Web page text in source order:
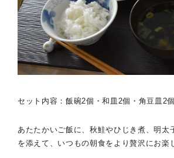
セット内容：飯碗2個・和皿2個・角豆皿2個
あたたかいご飯に、秋鮭やひじき煮、明太
を添えて、いつもの朝食をより贅沢にお楽